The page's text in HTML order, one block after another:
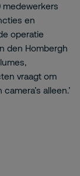
medewerkers
en
operatie
den Hombergh
vraagt om
alleen.’